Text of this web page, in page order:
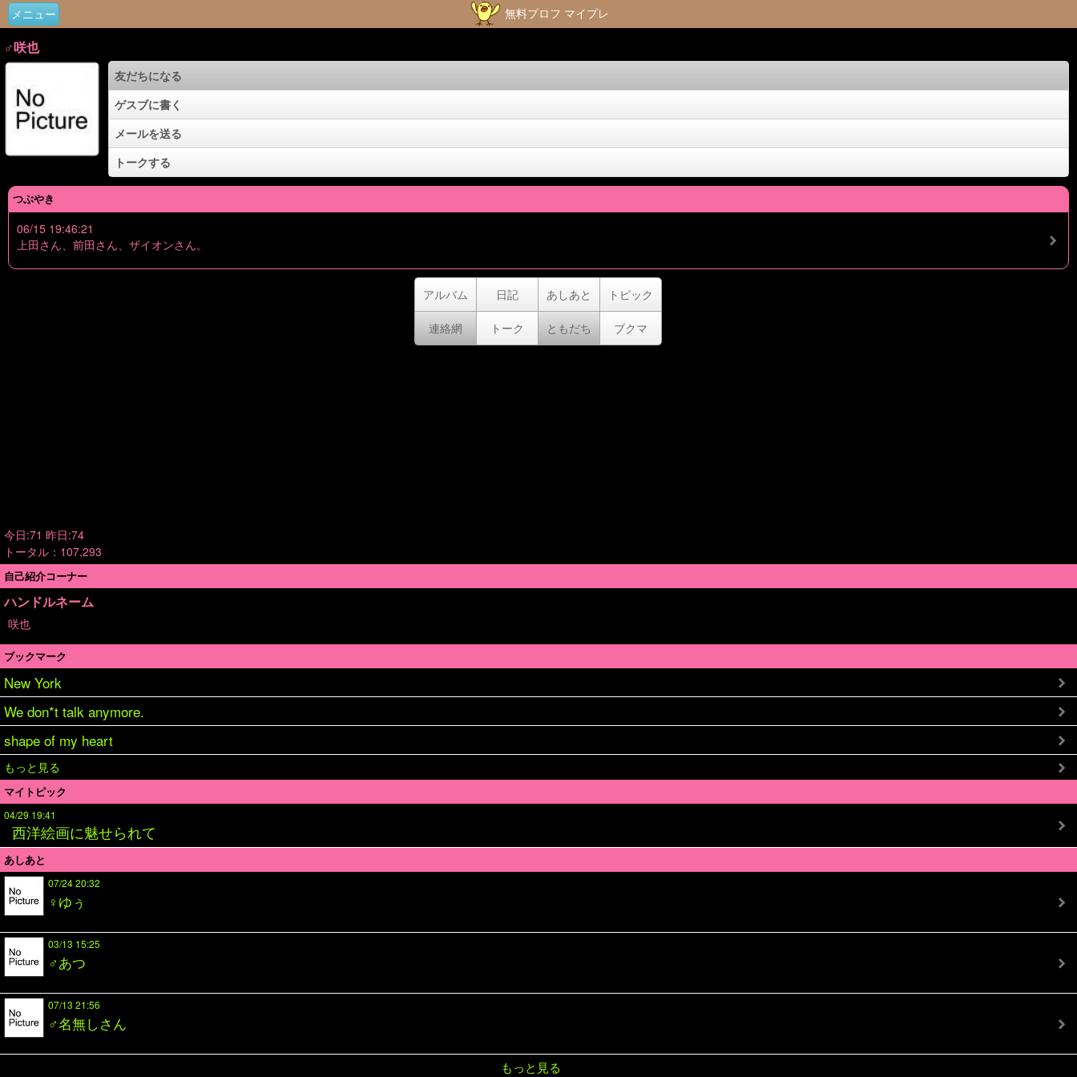
メニュー 無料プロフ マイプレ
♂咲也
友だちになる
ゲスブに書く
メールを送る
トークする
つぶやき
06/15 19:46:21
上田さん、前田さん、ザイオンさん。
アルバム 日記 あしあと トピック
連絡網 トーク ともだち ブクマ
今日:71 昨日:74
トータル：107,293
自己紹介コーナー
ハンドルネーム
咲也
ブックマーク
New York
We don*t talk anymore.
shape of my heart
もっと見る
マイトピック
04/29 19:41
西洋絵画に魅せられて
あしあと
07/24 20:32
♀ゆぅ
03/13 15:25
♂あつ
07/13 21:56
♂名無しさん
もっと見る